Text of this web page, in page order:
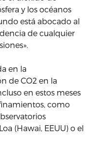
y los océanos
está abocado al
de cualquier
en la
de CO2 en la
en estos meses
como
(Hawai, EEUU) o el